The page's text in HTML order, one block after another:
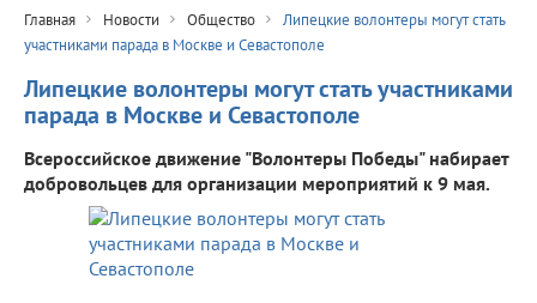
Главная Новости Общество
Липецкие волонтеры могут стать
участниками парада в Москве и Севастополе
Липецкие волонтеры могут стать участниками
парада в Москве и Севастополе
Всероссийское движение "Волонтеры Победы" набирает
добровольцев для организации мероприятий к 9 мая.